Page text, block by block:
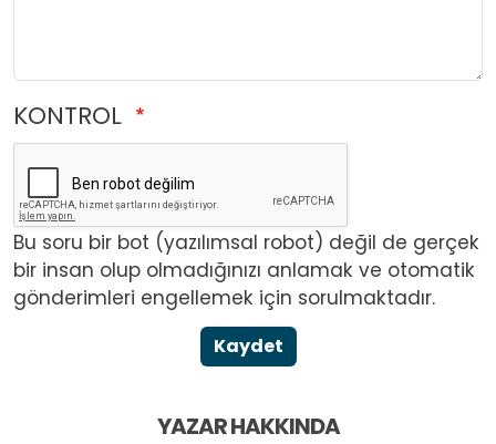
KONTROL
Bu soru bir bot (yazılımsal robot) değil de gerçek
bir insan olup olmadığınızı anlamak ve otomatik
gönderimleri engellemek için sorulmaktadır.
Kaydet
YAZAR HAKKINDA